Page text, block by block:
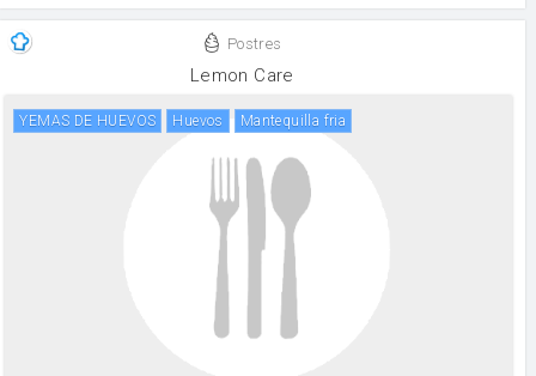
Postres
Lemon Care
YEMAS DE HUEVOS huevos Mantequilla fria